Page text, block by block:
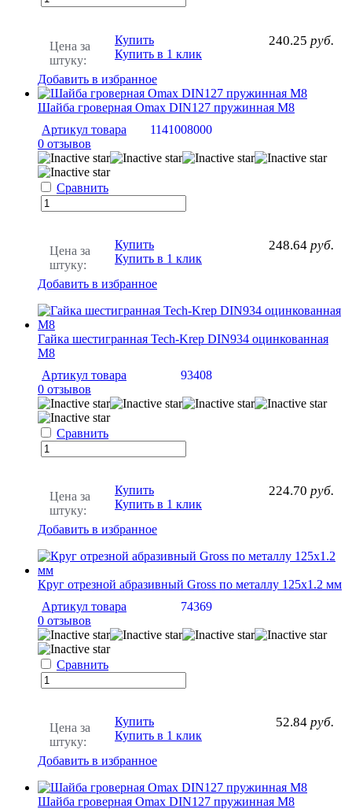
Цена за
штуку:
240.25 руб.
Купить
Купить в 1 клик
Добавить в избранное
Шайба гроверная Omax DIN127 пружинная M8
Артикул товара
1141008000
0 отзывов
Сравнить
Цена за
штуку:
248.64 руб.
Купить
Купить в 1 клик
Добавить в избранное
Гайка шестигранная Tech-Krep DIN934 оцинкованная
M8
Артикул товара
93408
0 отзывов
Сравнить
Цена за
штуку:
224.70 руб.
Купить
Купить в 1 клик
Добавить в избранное
Круг отрезной абразивный Gross по металлу 125х1.2 мм
Артикул товара
74369
0 отзывов
Сравнить
Цена за
штуку:
52.84 руб.
Купить
Купить в 1 клик
Добавить в избранное
Шайба гроверная Omax DIN127 пружинная M8